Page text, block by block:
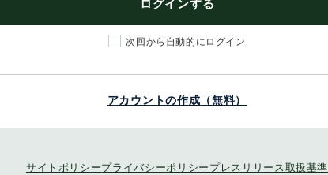
ログインする
次回から自動的にログイン
アカウントの作成（無料）
サイトポリシープライバシーポリシー プレスリリース取扱基準